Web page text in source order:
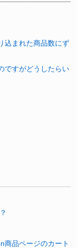
込まれた商品数にず
ですがどうしたらい
商品ページのカート